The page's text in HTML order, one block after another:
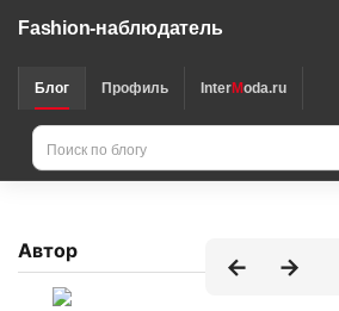
Fashion-наблюдатель
Блог Профиль InterModa.ru
Автор